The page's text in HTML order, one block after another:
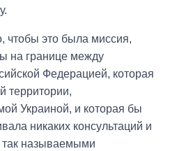
чтобы это была миссия,
на границе между
Федерацией, которая
территории,
Украиной, и которая бы
никаких консультаций и
так называемыми